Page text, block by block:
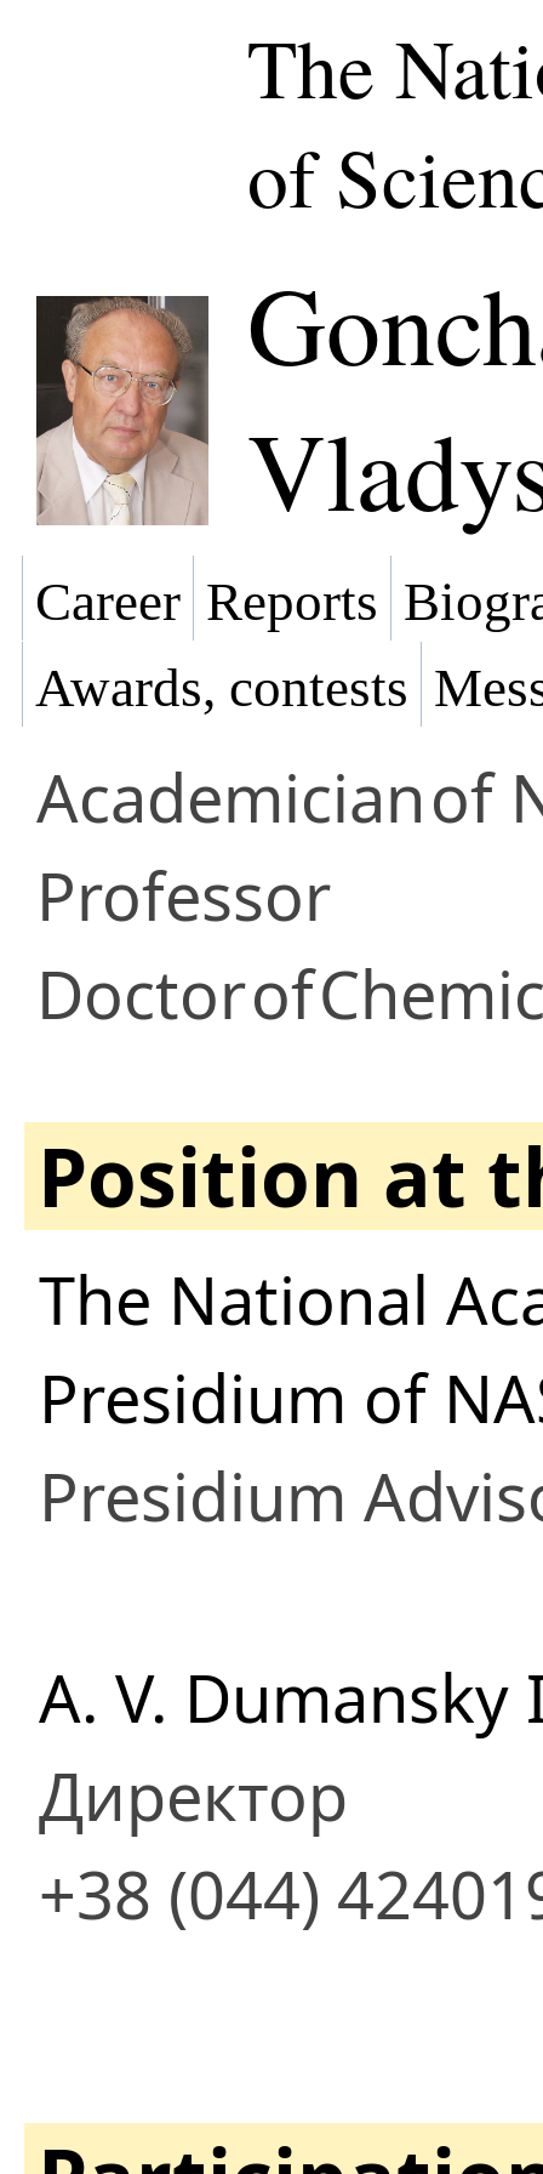
The
of
Career Reports
Awards, contests
Academicianof
Professor
Doctorof
Position at
The National
Presidium of
Presidium
A. V.
Директор
+38 (044)